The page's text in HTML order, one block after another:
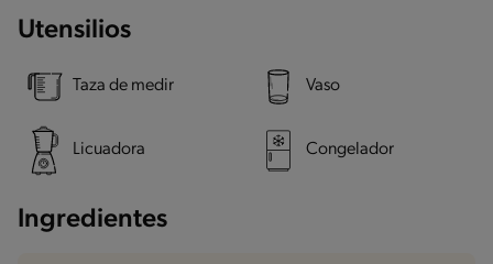
Utensilios
Taza de medir Vaso
Licuadora Congelador
Ingredientes